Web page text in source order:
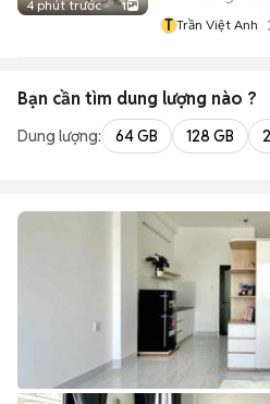
4 phút trước 1
T Trần Việt Anh
Bạn cần tìm dung lượng nào ?
Dung lượng: 64 GB 128 GB